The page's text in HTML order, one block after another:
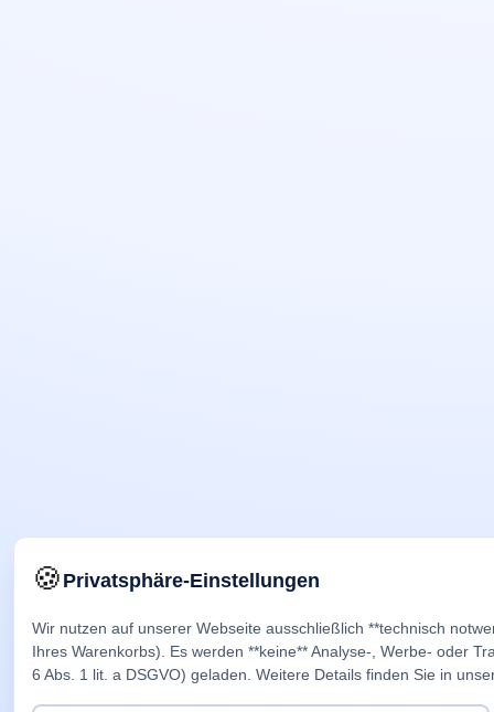
🍪Privatsphäre-Einstellungen
Wir nutzen auf unserer Webseite ausschließlich **technisch
Ihres Warenkorbs). Es werden **keine** Analyse-, Werbe- oder
6 Abs. 1 lit. a DSGVO) geladen. Weitere Details finden Sie in